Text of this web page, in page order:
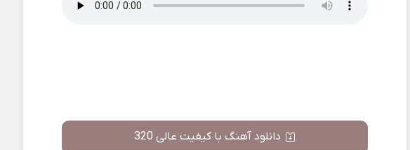
دانلود آهنگ با کیفیت عالی 320